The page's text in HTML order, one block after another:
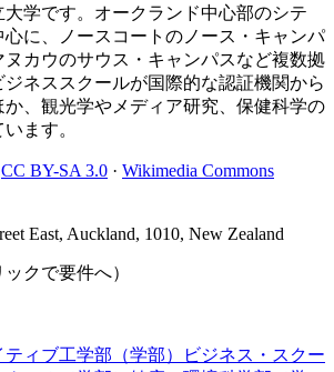
学です。オークランド中心部のシテ
心に、ノースコートのノース・キャンパ
ヌカウのサウス・キャンパスなど複数拠
ネススクールが国際的な認証機関から
、観光学やメディア研究、保健科学の
ます。
CC BY-SA 3.0 · Wikimedia Commons
East, Auckland, 1010, New Zealand
クで要件へ）
ィブ工学部（学部）
ビジネス・スクー